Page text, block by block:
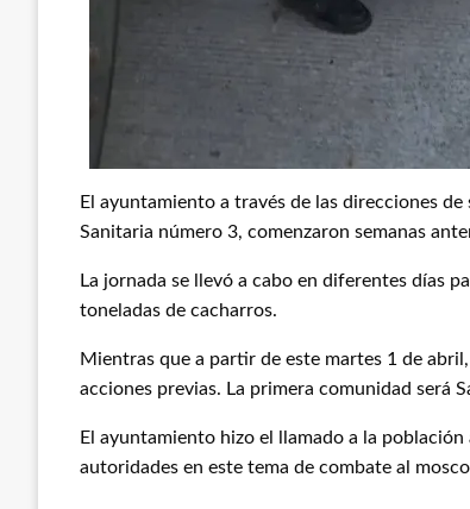
El ayuntamiento a través de las direcciones
Sanitaria número 3, comenzaron semanas
La jornada se llevó a cabo en diferentes días
toneladas de cacharros.
Mientras que a partir de este martes 1 de
acciones previas. La primera comunidad será
El ayuntamiento hizo el llamado a la
autoridades en este tema de combate al